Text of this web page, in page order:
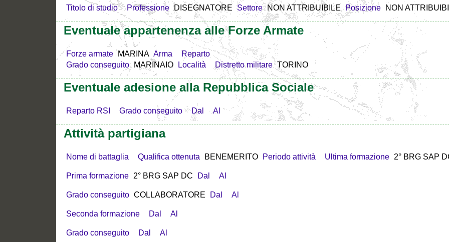
Titolo di studio Professione DISEGNATORE Settore NON ATTRIBUIBILE Posizione NON
Eventuale appartenenza alle Forze Armate
Forze armate MARINA Arma
Reparto
Grado conseguito
MARINAIO Località Distretto militare TORINO
Eventuale adesione alla Repubblica Sociale
Reparto RSI Grado conseguito Dal Al
Attività partigiana
Nome di battaglia Qualifica ottenuta BENEMERITO Periodo attività Ultima formazione 2° BRG SAP
Prima formazione 2° BRG SAP DC Dal Al
Grado conseguito COLLABORATORE Dal Al
Seconda formazione Dal Al
Grado conseguito Dal Al